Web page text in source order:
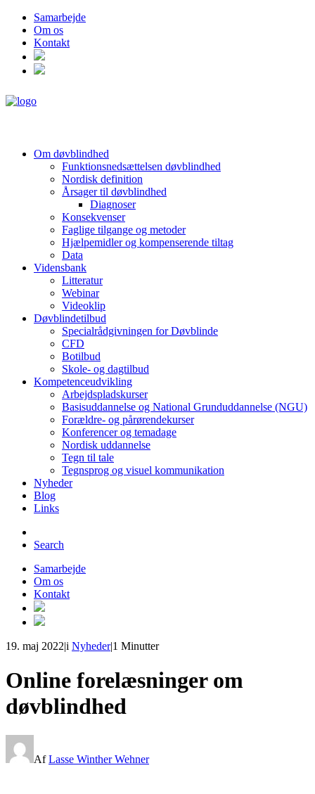
Samarbejde
Om os
Kontakt
Om døvblindhed
Funktionsnedsættelsen døvblindhed
Nordisk definition
Årsager til døvblindhed
Diagnoser
Konsekvenser
Faglige tilgange og metoder
Hjælpemidler og kompenserende tiltag
Data
Vidensbank
Litteratur
Webinar
Videoklip
Døvblindetilbud
Specialrådgivningen for Døvblinde
CFD
Botilbud
Skole- og dagtilbud
Kompetenceudvikling
Arbejdspladskurser
Basisuddannelse og National Grunduddannelse (NGU)
Forældre- og pårørendekurser
Konferencer og temadage
Nordisk uddannelse
Tegn til tale
Tegnsprog og visuel kommunikation
Nyheder
Blog
Links
Search
Samarbejde
Om os
Kontakt
19. maj 2022|i Nyheder|1 Minutter
Online forelæsninger om
døvblindhed
AfLasse Winther Wehner